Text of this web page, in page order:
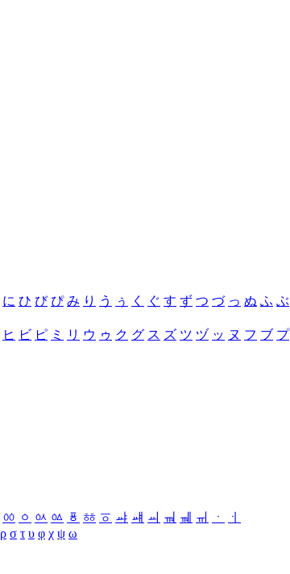
に ひ び ぴ み り う ぅ く ぐ す ず つ づ っ ぬ ふ ぶ
ヒ ビ ピ ミ リ ウ ゥ ク グ ス ズ ツ ヅ ッ ヌ フ ブ プ
ㆀ ㆁ ㆂ ㆃ ㆄ ㆅ ㆆ ㆇ ㆈ ㆉ ㆊ ㆋ ㆌ ㆍ
ㆎ
ρ σ τ υ φ χ ψ ω